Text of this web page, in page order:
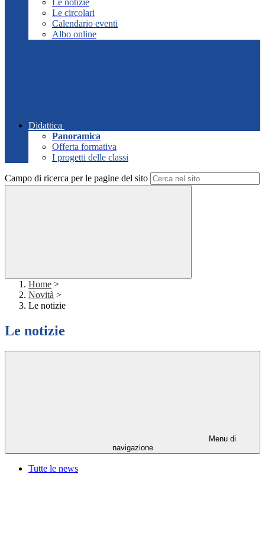
Le notizie
Le circolari
Calendario eventi
Albo online
Didattica
Panoramica
Offerta formativa
I progetti delle classi
Campo di ricerca per le pagine del sito
Home >
Novità >
Le notizie
Le notizie
Menu di
navigazione
Tutte le news